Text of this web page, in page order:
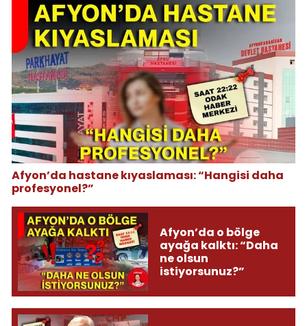
Afyon’da hastane kıyaslaması: “Hangisi daha
profesyonel?”
Afyon’da o bölge
ayağa kalktı: “Daha
ne olsun
istiyorsunuz?”